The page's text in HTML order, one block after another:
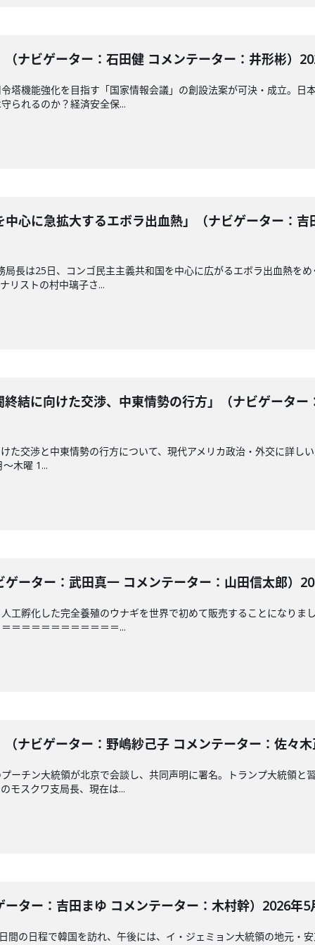
ナビゲーター：石田健 コメンテーター：井形彬）
塔機能強化を目指す「国家情報会議」の創設法案が可決・成立。
られるのか？経済安全保...
心に急拡大するエボラ出血熱」（ナビゲーター：
長は25日、コンゴ民主主義共和国を中心に広がるエボラ出血熱を
リストの村中璃子さ...
結に向けた交渉、中東情勢の行方」（ナビゲータ
た交渉と中東情勢の行方について、現代アメリカ政治・外交に詳し
木曜 1...
ーター：武田真一 コメンテーター：山田信太郎）
工孵化した完全養殖のウナギを世界で初めて販売することになりま
＝＝＝＝＝＝＝＝＝＝＝...
ナビゲーター：野嶋紗己子 コメンテーター：佐々
ーチン大統領が北京で会談し、共同声明に署名。トランプ大統領
モスクワ支局長、現在は...
ター：吉田まゆ コメンテーター：木村幹）2026年5
間の日程で韓国を訪れ、午後には、イ・ジェミョン大統領の地元・